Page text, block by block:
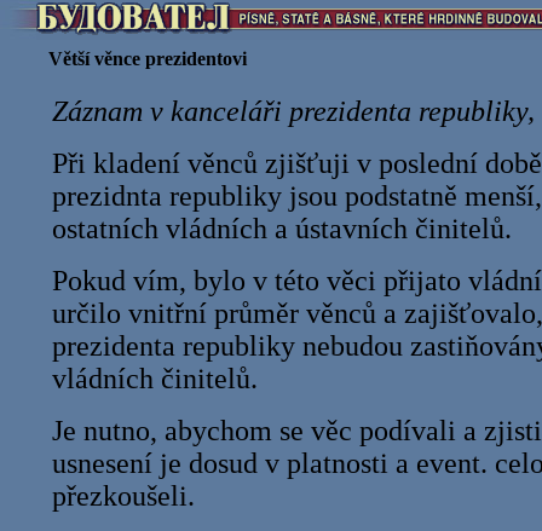
Větší věnce prezidentovi
Záznam v kanceláři prezidenta republiky,
Při kladení věnců zjišťuji v poslední
prezidnta republiky jsou podstatně
ostatních vládních a ústavních činitelů.
Pokud vím, bylo v této věci přijato
určilo vnitřní průměr věnců a
prezidenta republiky nebudou
vládních činitelů.
Je nutno, abychom se věc podívali a
usnesení je dosud v platnosti a event.
přezkoušeli.